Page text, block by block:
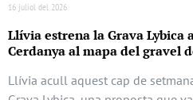
16 juliol del 2026
Llívia estrena la Grava Lybica
Cerdanya al mapa del gravel
Llívia acull aquest cap de